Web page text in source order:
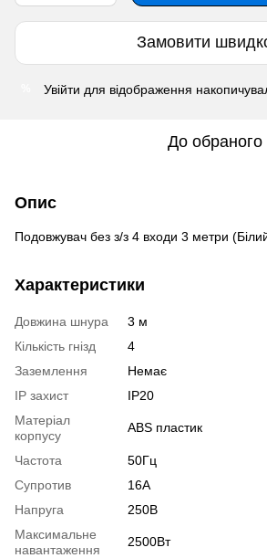
Замовити
Увійти для відображення
До обраного
Опис
Подовжувач без з/з 4 входи 3 метри
Характеристики
Довжина шнура
3 м
Кількість гнізд
4
Заземлення
Немає
IP захист
ІР20
Матеріал
корпусу
ABS пластик
Частота
50Гц
Супротив
16А
Напруга
250В
Максимальне
навантаження
2500Вт